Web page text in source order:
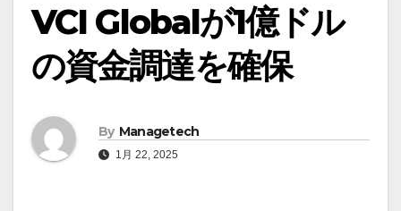
VCI Globalが1億ドル
の資金調達を確保
By Managetech
1月 22, 2025